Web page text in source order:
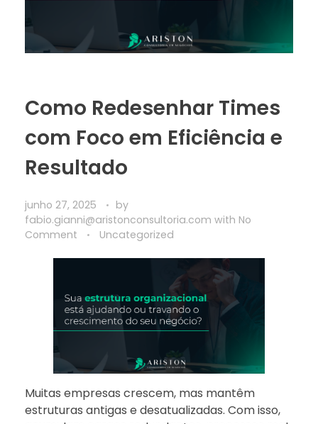
Como Redesenhar Times
com Foco em Eficiência e
Resultado
junho 27, 2025
by
fabio.gianni@aristonconsultoria.com with No
Comment
Uncategorized
Muitas empresas crescem, mas mantêm
estruturas antigas e desatualizadas. Com isso,